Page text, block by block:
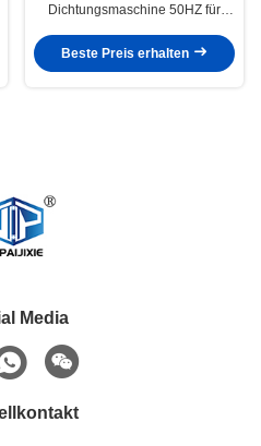
Dichtungsmaschine 50HZ für
Dichtungslösungen
Beste Preis erhalten
Media